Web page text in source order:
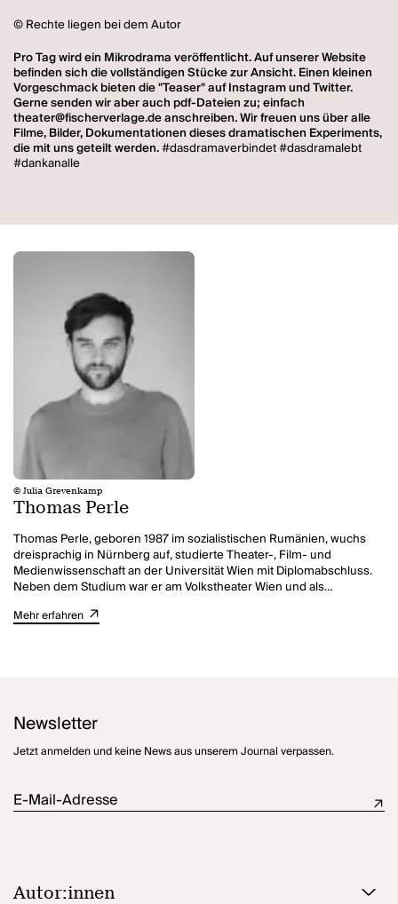
© Rechte liegen bei dem Autor
Pro Tag wird ein Mikrodrama veröffentlicht. Auf unserer Website
befinden sich die vollständigen Stücke zur Ansicht. Einen kleinen
Vorgeschmack bieten die "Teaser" auf Instagram und Twitter.
Gerne senden wir aber auch pdf-Dateien zu; einfach
theater@fischerverlage.de anschreiben.Wir freuen uns über alle
Filme, Bilder, Dokumentationen dieses dramatischen Experiments,
die mit uns geteilt werden.#dasdramaverbindet #dasdramalebt
#dankanalle
© Julia Grevenkamp
Thomas Perle
Thomas Perle, geboren 1987 im sozialistischen Rumänien, wuchs
dreisprachig in Nürnberg auf, studierte Theater-, Film- und
Medienwissenschaft an der Universität Wien mit Diplomabschluss.
Neben dem Studium war er am Volkstheater Wien und als
Wiener Wortstaetten entstanden mehrere Projekte.
Mehr erfahren
Newsletter
Jetzt anmelden und keine News aus unserem Journal verpassen.
E-Mail-Adresse
Autor:innen